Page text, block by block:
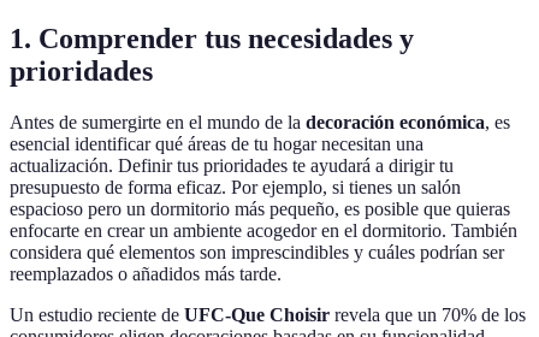
1. Comprender tus necesidades y
prioridades
Antes de sumergirte en el mundo de la decoración económica, es
esencial identificar qué áreas de tu hogar necesitan una
actualización. Definir tus prioridades te ayudará a dirigir tu
presupuesto de forma eficaz. Por ejemplo, si tienes un salón
espacioso pero un dormitorio más pequeño, es posible que quieras
enfocarte en crear un ambiente acogedor en el dormitorio. También
considera qué elementos son imprescindibles y cuáles podrían ser
reemplazados o añadidos más tarde.
Un estudio reciente de UFC-Que Choisir revela que un 70% de los